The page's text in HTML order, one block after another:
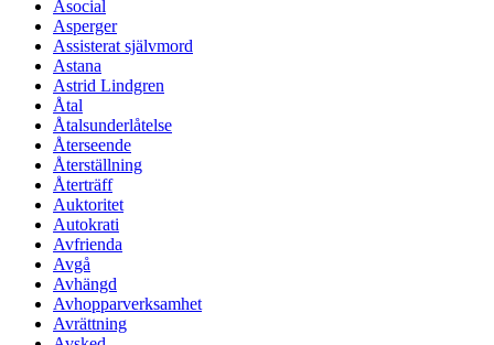
Asocial
Asperger
Assisterat självmord
Astana
Astrid Lindgren
Åtal
Åtalsunderlåtelse
Återseende
Återställning
Återträff
Auktoritet
Autokrati
Avfrienda
Avgå
Avhängd
Avhopparverksamhet
Avrättning